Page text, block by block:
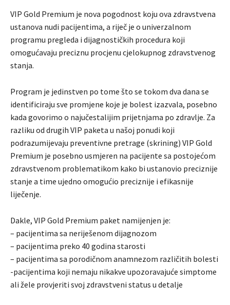
VIP Gold Premium je nova pogodnost koju ova zdravstvena
ustanova nudi pacijentima, a riječ je o univerzalnom
programu pregleda i dijagnostičkih procedura koji
omogućavaju preciznu procjenu cjelokupnog zdravstvenog
stanja.
Program je jedinstven po tome što se tokom dva dana se
identificiraju sve promjene koje je bolest izazvala, posebno
kada govorimo o najučestalijim prijetnjama po zdravlje. Za
razliku od drugih VIP paketa u našoj ponudi koji
podrazumijevaju preventivne pretrage (skrining) VIP Gold
Premium je posebno usmjeren na pacijente sa postojećom
zdravstvenom problematikom kako bi ustanovio preciznije
stanje a time ujedno omogućio preciznije i efikasnije
liječenje.
Dakle, VIP Gold Premium paket namijenjen je:
– pacijentima sa neriješenom dijagnozom
– pacijentima preko 40 godina starosti
– pacijentima sa porodičnom anamnezom različitih bolesti
-pacijentima koji nemaju nikakve upozoravajuće simptome
ali žele provjeriti svoj zdravstveni status u detalje